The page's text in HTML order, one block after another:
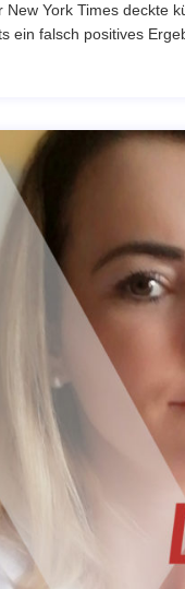
New York Times deckte
ein falsch positives